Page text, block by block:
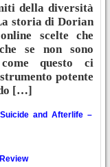
della diversità
storia di Dorian
scelte che
se non sono
questo ci
potente
[…]
and Afterlife –